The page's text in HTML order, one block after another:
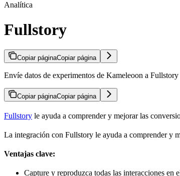
Analítica
Fullstory
Copiar páginaCopiar página
Envíe datos de experimentos de Kameleoon a
Copiar páginaCopiar página
Fullstory le ayuda a comprender y mejorar las
La integración con Fullstory le ayuda a comprender y
Ventajas clave:
Capture y reproduzca todas las interacciones en